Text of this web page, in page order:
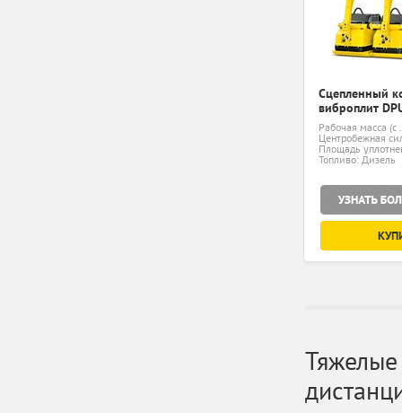
Сцепленный
виброплит
Рабочая масса
Центробежная
Площадь
Топливо: Дизель